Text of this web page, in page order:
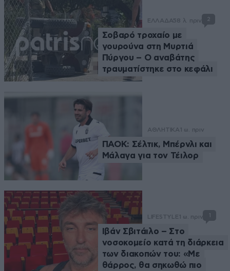
ΕΛΛΑΔΑ58 λ. πριν 2
Σοβαρό τροχαίο με
γουρούνα στη Μυρτιά
Πύργου – Ο αναβάτης
τραυματίστηκε στο κεφάλι
ΑΘΛΗΤΙΚΑ 1 ω. πριν
ΠΑΟΚ: Σέλτικ, Μπέρνλι και
Μάλαγα για τον Τέιλορ
LIFESTYLE 1 ω. πριν 1
Ιβάν Σβιτάιλο – Στο
νοσοκομείο κατά τη διάρκεια
των διακοπών του: «Με
θάρρος, θα σηκωθώ πιο